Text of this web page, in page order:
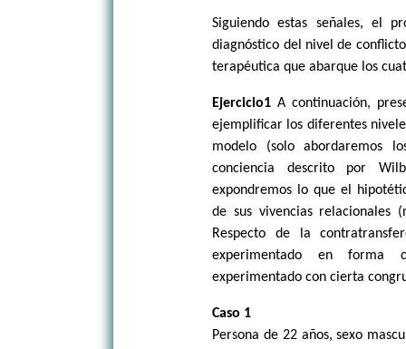
Siguiendo estas señales, el
diagnóstico del nivel de
terapéutica que abarque los
Ejercicio1 A continuación,
ejemplificar los diferentes
modelo (solo abordaremos
conciencia descrito por
expondremos lo que el
de sus vivencias relacionales
Respecto de la
experimentado en forma
experimentado con cierta
Caso 1
Persona de 22 años, sexo